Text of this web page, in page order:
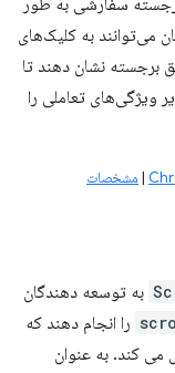
برجسته سفارشی به طور
می‌توانند به کلیک‌های
برجسته نشان دهند تا
ویژگی‌های تعاملی را
| مشخصات
container به توسعه دهندگان
را انجام دهند که
می کند. به عنوان